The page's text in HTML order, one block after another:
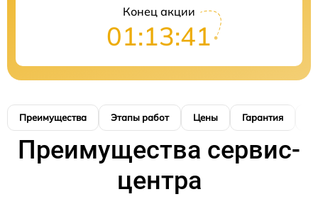
Конец акции
01:13:40
Преимущества Этапы работ Цены Гарантия
Преимущества сервис-
центра